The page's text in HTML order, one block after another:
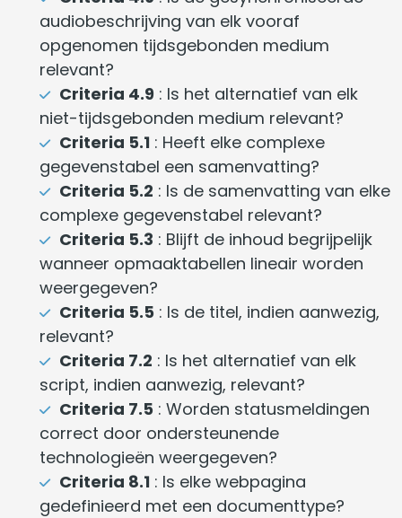
audiobeschrijving van elk vooraf
opgenomen tijdsgebonden medium
relevant?
Criteria 4.9 : Is het alternatief van elk
niet-tijdsgebonden medium relevant?
Criteria 5.1 : Heeft elke complexe
gegevenstabel een samenvatting?
Criteria 5.2 : Is de samenvatting van elke
complexe gegevenstabel relevant?
Criteria 5.3 : Blijft de inhoud begrijpelijk
wanneer opmaaktabellen lineair worden
weergegeven?
Criteria 5.5 : Is de titel, indien aanwezig,
relevant?
Criteria 7.2 : Is het alternatief van elk
script, indien aanwezig, relevant?
Criteria 7.5 : Worden statusmeldingen
correct door ondersteunende
technologieën weergegeven?
Criteria 8.1 : Is elke webpagina
gedefinieerd met een documenttype?